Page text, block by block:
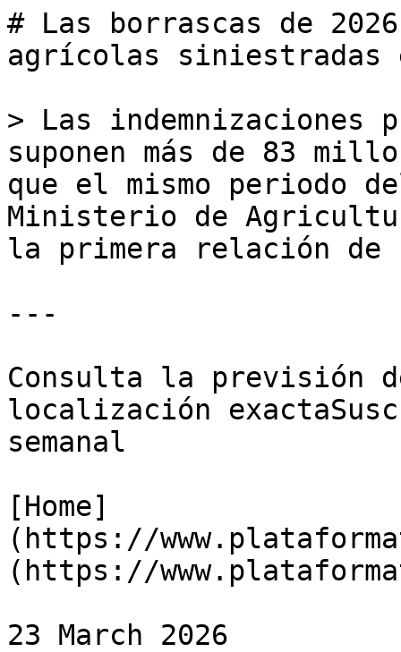
# Las borrascas de
agrícolas siniestradas
> Las indemnizaciones
suponen más de 83
que el mismo periodo
Ministerio de
la primera relación de
---
Consulta la previsión
localización
semanal
[Home]
(https://
(https://
23 March 2026